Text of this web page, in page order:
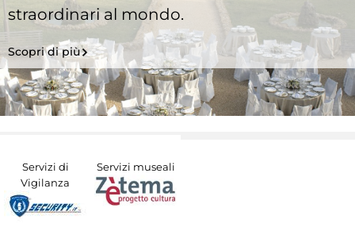
straordinari al mondo.
Scopri di più
Servizi di
Vigilanza
Servizi museali